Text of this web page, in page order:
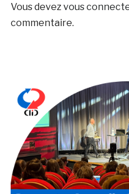
Vous devez vous
commentaire.